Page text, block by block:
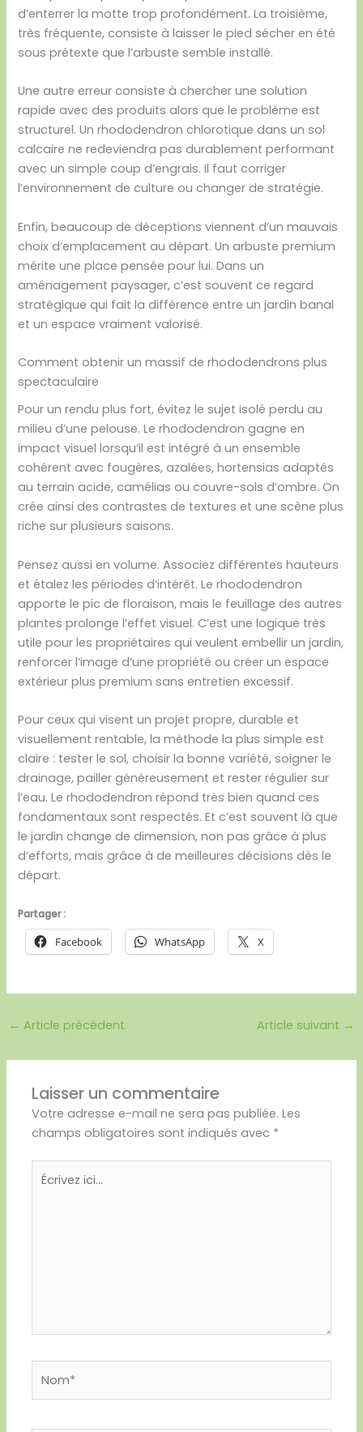
d’enterrer la motte trop profondément. La troisième,
très fréquente, consiste à laisser le pied sécher en été
sous prétexte que l’arbuste semble installé.
Une autre erreur consiste à chercher une solution
rapide avec des produits alors que le problème est
structurel. Un rhododendron chlorotique dans un sol
calcaire ne redeviendra pas durablement performant
avec un simple coup d’engrais. Il faut corriger
l’environnement de culture ou changer de stratégie.
Enfin, beaucoup de déceptions viennent d’un mauvais
choix d’emplacement au départ. Un arbuste premium
mérite une place pensée pour lui. Dans un
aménagement paysager, c’est souvent ce regard
stratégique qui fait la différence entre un jardin banal
et un espace vraiment valorisé.
Comment obtenir un massif de rhododendrons plus
spectaculaire
Pour un rendu plus fort, évitez le sujet isolé perdu au
milieu d’une pelouse. Le rhododendron gagne en
impact visuel lorsqu’il est intégré à un ensemble
cohérent avec fougères, azalées, hortensias adaptés
au terrain acide, camélias ou couvre-sols d’ombre. On
crée ainsi des contrastes de textures et une scène plus
riche sur plusieurs saisons.
Pensez aussi en volume. Associez différentes hauteurs
et étalez les périodes d’intérêt. Le rhododendron
apporte le pic de floraison, mais le feuillage des autres
plantes prolonge l’effet visuel. C’est une logique très
utile pour les propriétaires qui veulent embellir un jardin,
renforcer l’image d’une propriété ou créer un espace
extérieur plus premium sans entretien excessif.
Pour ceux qui visent un projet propre, durable et
visuellement rentable, la méthode la plus simple est
claire : tester le sol, choisir la bonne variété, soigner le
drainage, pailler généreusement et rester régulier sur
l’eau. Le rhododendron répond très bien quand ces
fondamentaux sont respectés. Et c’est souvent là que
le jardin change de dimension, non pas grâce à plus
d’efforts, mais grâce à de meilleures décisions dès le
départ.
Partager :
Facebook WhatsApp X
← Article précédent Article suivant →
Laisser un commentaire
Votre adresse e-mail ne sera pas publiée. Les
champs obligatoires sont indiqués avec *
ici…